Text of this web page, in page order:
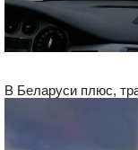
В Беларуси плюс,